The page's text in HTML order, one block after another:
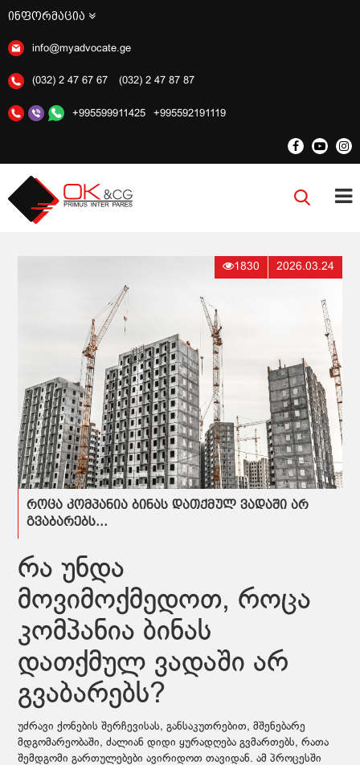
ინფორმაცია
info@myadvocate.ge
(032) 2 47 67 67 (032) 2 47 87 87
+995599911425 +995592191119
1830 2026.03.24
როცა კომპანია ბინას დათქმულ ვადაში არ
გვაბარებს...
რა უნდა
მოვიმოქმედოთ, როცა
კომპანია ბინას
დათქმულ ვადაში არ
გვაბარებს?
უძრავი ქონების შერჩევისას, განსაკუთრებით, მშენებარე
მდგომარეობაში, ძალიან დიდი ყურადღება გვმართებს, რათა
შემდგომი გართულებები ავირიდოთ თავიდან. ამ პროცესში